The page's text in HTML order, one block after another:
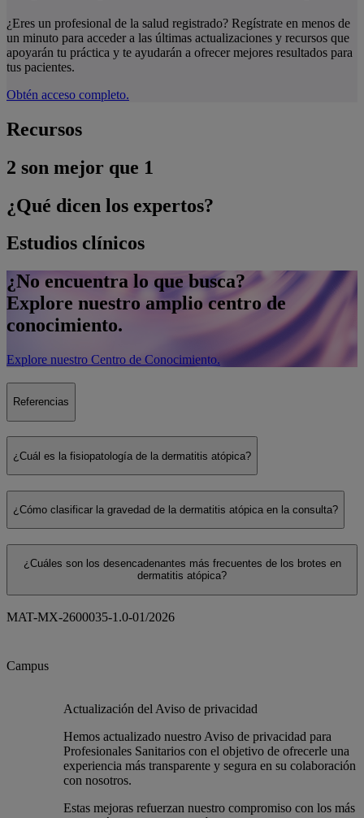
¿Eres un profesional de la salud registrado? Regístrate en menos de
un minuto para acceder a las últimas actualizaciones y recursos que
apoyarán tu práctica y te ayudarán a ofrecer mejores resultados para
tus pacientes.
Obtén acceso completo.
Recursos
2 son mejor que 1
¿Qué dicen los expertos?
Estudios clínicos
¿No encuentra lo que busca?
Explore nuestro amplio centro de
conocimiento.
Explore nuestro Centro de Conocimiento.
Referencias
¿Cuál es la fisiopatología de la dermatitis atópica?
¿Cómo clasificar la gravedad de la dermatitis atópica en la consulta?
¿Cuáles son los desencadenantes más frecuentes de los brotes en
dermatitis atópica?
MAT-MX-2600035-1.0-01/2026
Campus
Actualización del Aviso de privacidad
Hemos actualizado nuestro Aviso de privacidad para
Profesionales Sanitarios con el objetivo de ofrecerle una
experiencia más transparente y segura en su colaboración
con nosotros.
Estas mejoras refuerzan nuestro compromiso con los más